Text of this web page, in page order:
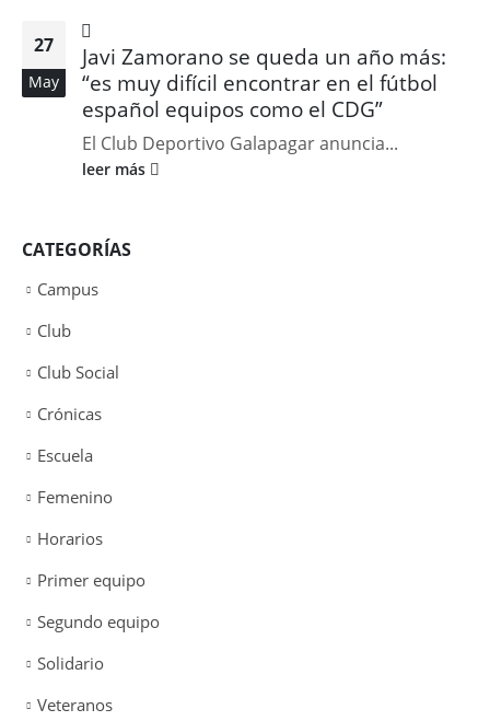
27
May
Javi Zamorano se queda un año más:
“es muy difícil encontrar en el fútbol
español equipos como el CDG”
El Club Deportivo Galapagar anuncia...
leer más
CATEGORÍAS
Campus
Club
Club Social
Crónicas
Escuela
Femenino
Horarios
Primer equipo
Segundo equipo
Solidario
Veteranos